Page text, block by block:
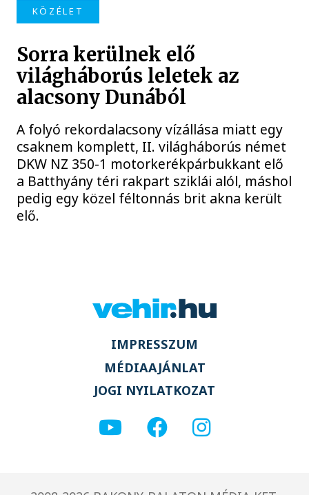
KÖZÉLET
Sorra kerülnek elő
világháborús leletek az
alacsony Dunából
A folyó rekordalacsony vízállása miatt egy
csaknem komplett, II. világháborús német
DKW NZ 350-1 motorkerékpárbukkant elő
a Batthyány téri rakpart sziklái alól, máshol
pedig egy közel féltonnás brit akna került
elő.
IMPRESSZUM
MÉDIAAJÁNLAT
JOGI NYILATKOZAT